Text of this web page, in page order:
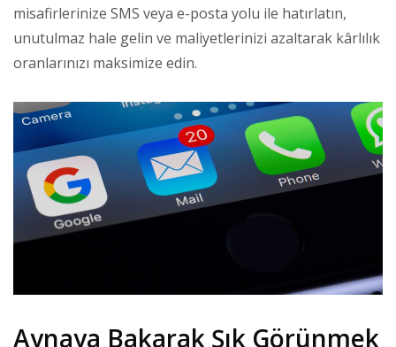
misafirlerinize SMS veya e-posta yolu ile hatırlatın,
unutulmaz hale gelin ve maliyetlerinizi azaltarak kârlılık
oranlarınızı maksimize edin.
Aynaya Bakarak Şık Görünmek